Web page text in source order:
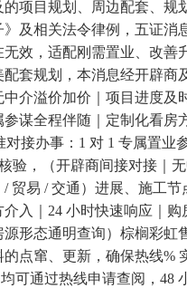
项目规划、周边配套、
及相关法令律例，五证
效，适配刚需置业、改
套规划，本消息经开辟
介溢价加价｜项目进度
谋全程伴随｜定制化看
对接办事：1 对 1 专属置
验，（开辟商间接对接｜
贸易 / 交通）进展、施工
介入｜24 小时快速响应｜
形态通明查询）棕榈彩
点窜、更新，确保热线%
可通过热线申请查阅，